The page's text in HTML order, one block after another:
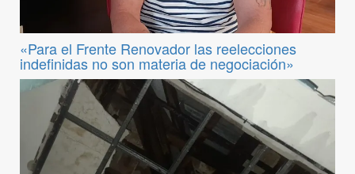
«Para el Frente Renovador las reelecciones
indefinidas no son materia de negociación»